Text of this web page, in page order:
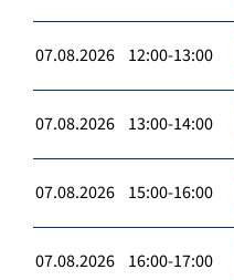
07.08.2026 12:00-13:00
07.08.2026 13:00-14:00
07.08.2026 15:00-16:00
07.08.2026 16:00-17:00